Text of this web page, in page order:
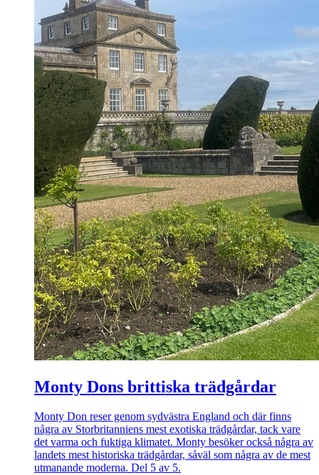
Monty Dons brittiska trädgårdar
Monty Don reser genom sydvästra England och där finns
några av Storbritanniens mest exotiska trädgårdar, tack vare
det varma och fuktiga klimatet. Monty besöker också några av
landets mest historiska trädgårdar, såväl som några av de mest
utmanande moderna. Del 5 av 5.